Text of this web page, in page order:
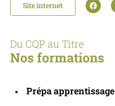
Site internet
Du CQP au Titre
Nos formations
Prépa apprentissage